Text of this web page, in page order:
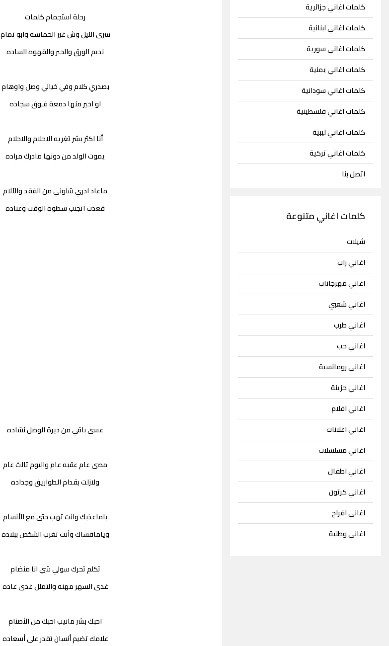
كلمات اغاني جزائرية
كلمات اغاني لبنانية
كلمات اغاني سورية
كلمات اغاني يمنية
كلمات اغاني سودانية
كلمات اغاني فلسطينية
كلمات اغاني ليبية
كلمات اغاني تركية
اتصل بنا
كلمات اغاني متنوعة
شيلات
اغاني راب
اغاني مهرجانات
اغاني شعبي
اغاني طرب
اغاني حب
اغاني رومانسية
اغاني حزينة
اغاني افلام
اغاني اعلانات
اغاني مسلسلات
اغاني اطفال
اغاني كرتون
اغاني افراح
اغاني وطنية
رحلة استجمام كلمات
سرى الليل وش غير الحماسه وابو تمام
نديم الورق والحبر والقهوه الساده
بصدري كلام وفي خيالي وصل واوهام
لو اخير منها دمعة فـوق سجاده
أنا اكثر بشر تغريه الاحلام والاحلام
يموت الولد من دونها مادرك مراده
ماعاد ادري شلوني من الفقد والآلام
قعدت اتجنب سطوة الوقت وعناده
عسى باقي من ديرة الوصل نشاده
مضى عام عقبه عام واليوم ثالث عام
ولازلت بقدام الطواريق وجداده
ياماعذبك وانت تهب حتى مع الأنسام
وياماقساك وأنت تغرب الشخص ببلاده
تكلم تحرك سولي شي انا منضام
غدى السهر مهنه والتملل غدى عاده
احبك بشر مانيب احبك من الأصنام
علامك تضيم أنسان تقدر على أسعاده